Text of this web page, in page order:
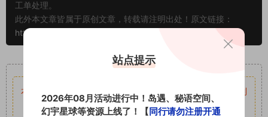
工单处理。
此外本文章皆属于原创文章，转载请注明出处！原文链接：
https://www.abcjyw.com/2126.html
重要声明
本站资源均来自网络分享，如有侵犯你的权益请私信留言
收到
留言后，我们会第一时间进行审核后删除。
站点提示
2026年08月活动进行中！岛遇、秘语空间、
幻宇星球等资源上线了！【同行请勿注册开通